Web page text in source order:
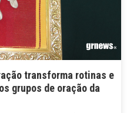
transforma rotinas e
grupos de oração da